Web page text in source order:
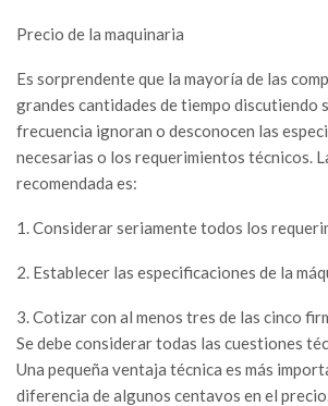
Precio de la maquinaria
Es sorprendente que la mayoría de las
grandes cantidades de tiempo discutiendo
frecuencia ignoran o desconocen las
necesarias o los requerimientos técnicos.
recomendada es:
1. Considerar seriamente todos los
2. Establecer las especificaciones de la
3. Cotizar con al menos tres de las cinco
Se debe considerar todas las cuestiones
Una pequeña ventaja técnica es más
diferencia de algunos centavos en el